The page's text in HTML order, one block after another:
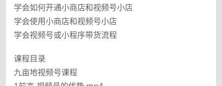
学会如何开通小商店和视频号小店
学会使用小商店和视频号小店
学会视频号或小程序带货流程
课程目录
九亩地视频号课程